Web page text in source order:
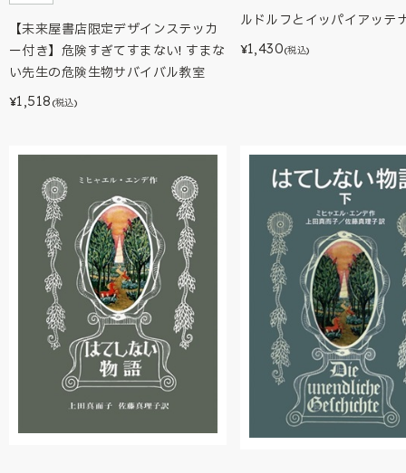
【未来屋書店限定デザインステッカ
ー付き】危険すぎてすまない! すまな
い先生の危険生物サバイバル教室
¥1,518 (税込)
ルドルフとイッパイアッテ
¥1,430(税込)